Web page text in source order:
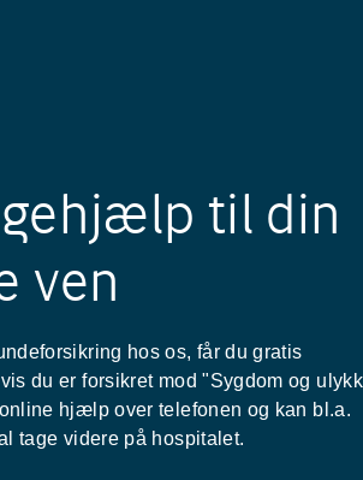
til din
ven
hos os, får du gratis
du er forsikret mod "Sygdom og
hjælp over telefonen og kan bl.a.
tage videre på hospitalet.